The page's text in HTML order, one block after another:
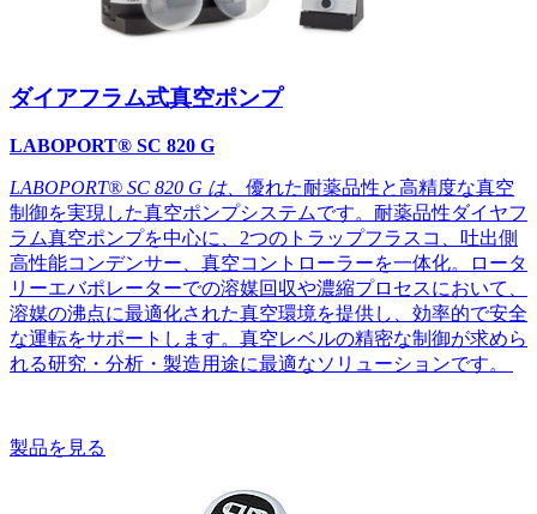
ダイアフラム式真空ポンプ
LABOPORT® SC 820 G
LABOPORT® SC 820 G は、 優れた耐薬品性と高精度な真空
制御を実現した真空ポンプシステムです。耐薬品性ダイヤフ
ラム真空ポンプを中心に、2つのトラップフラスコ、吐出側
高性能コンデンサー、真空コントローラーを一体化。ロータ
リーエバポレーターでの溶媒回収や濃縮プロセスにおいて、
溶媒の沸点に最適化された真空環境を提供し、効率的で安全
な運転をサポートします。真空レベルの精密な制御が求めら
れる研究・分析・製造用途に最適なソリューションです。
製品を見る